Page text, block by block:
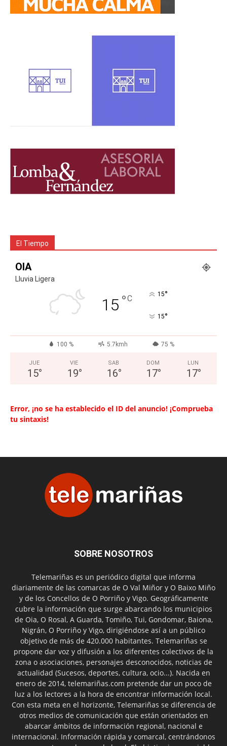
El Tiempo
OIA
Lluvia Ligera
15 °C 15°
15°
100 % 5.7kmh 75 %
JUE
15°
VIE
19°
SAB
16°
DOM
17°
LUN
17°
Error, ¡no se ha establecido el ID del anuncio! ¡Comprueba
tu sintaxis!
SOBRE NOSOTROS
Telemariñas es un periódico digital que informa
diariamente de las comarcas de O Val Miñor y O Baixo Miño
y de los Concellos de O Porriño y Vigo. Geográficamente
cubre la información que surge abarcando los municipios
de Oia, O Rosal, A Guarda, Tomiño, Tui, Gondomar, Baiona,
Nigrán, O Porriño y Vigo, dirigiéndose así a un público
objetivo de más de 420.000 habitantes. Telemariñas se
propone dar voz y difusión a los diferentes colectivos de la
zona o asociaciones, personajes desconocidos, noticias de
actualidad (Sucesos, deportes, cultura, ocio...). Nacida en
enero de 2014, telemariñas.com pretende dar un poco de
luz a los lectores a la hora de encontrar información local.
Con esta meta en el horizonte, Telemariñas se diferencia de
otros medios de comunicación que están orientados en
abarcar ámbitos de información regional, nacional e
internacional. Información rápida y comarcal, centrándonos